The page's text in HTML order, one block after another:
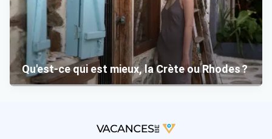
Qu'est-ce qui est mieux, la Crète ou Rhodes ?